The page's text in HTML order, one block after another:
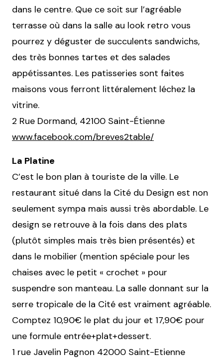
dans le centre. Que ce soit sur l’agréable
terrasse où dans la salle au look retro vous
pourrez y déguster de succulents sandwichs,
des très bonnes tartes et des salades
appétissantes. Les patisseries sont faites
maisons vous ferront littéralement léchez la
vitrine.
2 Rue Dormand, 42100 Saint-Étienne
www.facebook.com/breves2table/
La Platine
C’est le bon plan à touriste de la ville. Le
restaurant situé dans la Cité du Design est non
seulement sympa mais aussi très abordable. Le
design se retrouve à la fois dans des plats
(plutôt simples mais très bien présentés) et
dans le mobilier (mention spéciale pour les
chaises avec le petit « crochet » pour
suspendre son manteau. La salle donnant sur la
serre tropicale de la Cité est vraiment agréable.
Comptez 10,90€ le plat du jour et 17,90€ pour
une formule entrée+plat+dessert.
1 rue Javelin Pagnon 42000 Saint-Etienne